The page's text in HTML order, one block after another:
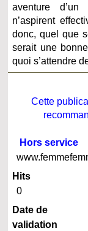
aventure
n’aspirent
donc, quel que
serait une
quoi s’attendre
Cette
Hors service
Hits
0
Date de
validation